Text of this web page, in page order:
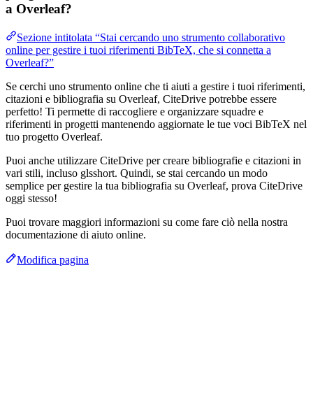
a Overleaf?
Sezione intitolata “Stai cercando uno strumento collaborativo
online per gestire i tuoi riferimenti BibTeX, che si connetta a
Overleaf?”
Se cerchi uno strumento online che ti aiuti a gestire i tuoi riferimenti,
citazioni e bibliografia su Overleaf, CiteDrive potrebbe essere
perfetto! Ti permette di raccogliere e organizzare squadre e
riferimenti in progetti mantenendo aggiornate le tue voci BibTeX nel
tuo progetto Overleaf.
Puoi anche utilizzare CiteDrive per creare bibliografie e citazioni in
vari stili, incluso glsshort. Quindi, se stai cercando un modo
semplice per gestire la tua bibliografia su Overleaf, prova CiteDrive
oggi stesso!
Puoi trovare maggiori informazioni su come fare ciò nella nostra
documentazione di aiuto online.
Modifica pagina